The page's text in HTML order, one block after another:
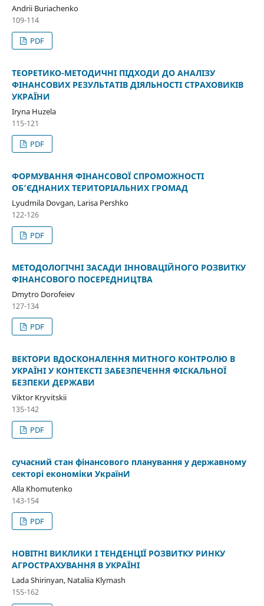
Andrii Burіachenko
109-114
PDF
ТЕОРЕТИКО-МЕТОДИЧНІ ПІДХОДИ ДО АНАЛІЗУ
ФІНАНСОВИХ РЕЗУЛЬТАТІВ ДІЯЛЬНОСТІ СТРАХОВИКІВ
УКРАЇНИ
Iryna Huzela
115-121
PDF
ФОРМУВАННЯ ФІНАНСОВОЇ СПРОМОЖНОСТІ
ОБ’ЄДНАНИХ ТЕРИТОРІАЛЬНИХ ГРОМАД
Lyudmila Dovgan, Larisa Pershko
122-126
PDF
МЕТОДОЛОГІЧНІ ЗАСАДИ ІННОВАЦІЙНОГО РОЗВИТКУ
ФІНАНСОВОГО ПОСЕРЕДНИЦТВА
Dmytro Dorofeiev
127-134
PDF
ВЕКТОРИ ВДОСКОНАЛЕННЯ МИТНОГО КОНТРОЛЮ В
УКРАЇНІ У КОНТЕКСТІ ЗАБЕЗПЕЧЕННЯ ФІСКАЛЬНОЇ
БЕЗПЕКИ ДЕРЖАВИ
Viktor Kryvitskii
135-142
PDF
сучасний стан фінансового планування у державному
секторі економіки УкраїнИ
Alla Khomutenko
143-154
PDF
НОВІТНІ ВИКЛИКИ І ТЕНДЕНЦІЇ РОЗВИТКУ РИНКУ
АГРОСТРАХУВАННЯ В УКРАЇНІ
Lada Shirinyan, Nataliia Klymash
155-162